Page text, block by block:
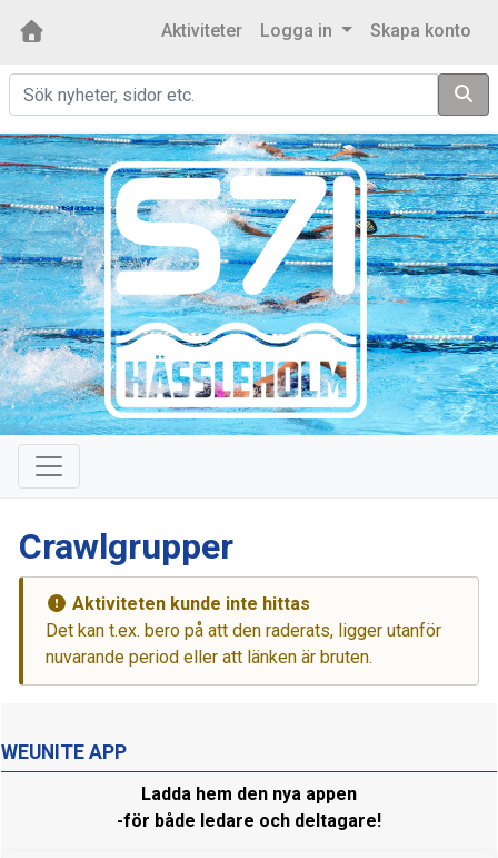
Aktiviteter Logga in Skapa konto
Sök
WEUNITE APP
Ladda hem den nya appen
-för både ledare och deltagare!
Crawlgrupper
Aktiviteten kunde inte hittas
Det kan t.ex. bero på att den raderats, ligger utanför
nuvarande period eller att länken är bruten.